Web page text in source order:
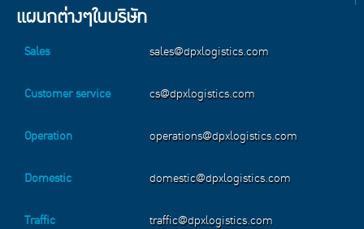
แผนกต่างๆในบริษัท
Sales sales@dpxlogistics.com
Customer service cs@dpxlogistics.com
Operation operations@dpxlogistics.com
Domestic domestic@dpxlogistics.com
Traffic traffic@dpxlogistics.com